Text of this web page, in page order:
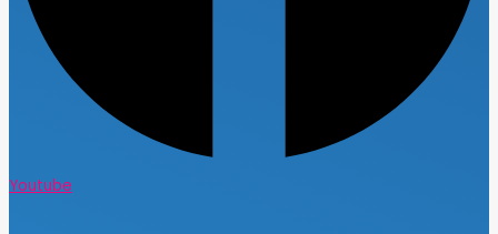
Youtube